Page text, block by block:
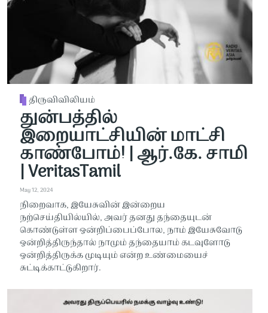
திருவிவிலியம்
துன்பத்தில்
இறையாட்சியின் மாட்சி
காண்போம்! | ஆர்.கே. சாமி
| VeritasTamil
May 12, 2024
நிறைவாக, இயேசுவின் இன்றைய
நற்செய்தியில்யில், அவர் தனது தந்தையுடன்
கொண்டுள்ள ஒன்றிப்பைப்போல, நாம் இயேசுவோடு
ஒன்றித்திருந்தால் நாமும் தந்தையாம் கடவுளோடு
ஒன்றித்திருக்க முடியும் என்ற உண்மையைச்
சுட்டிக்காட்டுகிறார்.